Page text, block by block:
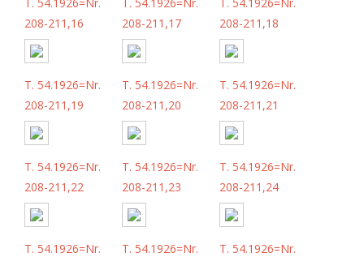
208-211,16
208-211,17
208-211,18
T. 54.1926=Nr.
208-211,19
T. 54.1926=Nr.
208-211,20
T. 54.1926=Nr.
208-211,21
T. 54.1926=Nr.
208-211,22
T. 54.1926=Nr.
208-211,23
T. 54.1926=Nr.
208-211,24
T. 54.1926=Nr.
T. 54.1926=Nr.
T. 54.1926=Nr.